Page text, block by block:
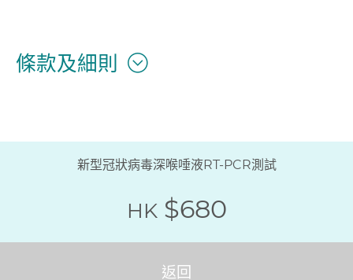
條款及細則
新型冠狀病毒深喉唾液RT-PCR測試
HK $680
返回